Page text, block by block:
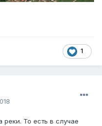
1
То есть в случае